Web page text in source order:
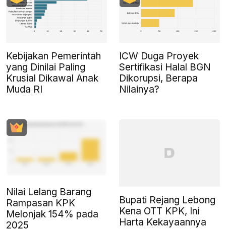
Kebijakan Pemerintah
yang Dinilai Paling
Krusial Dikawal Anak
Muda RI
ICW Duga Proyek
Sertifikasi Halal BGN
Dikorupsi, Berapa
Nilainya?
Nilai Lelang Barang
Rampasan KPK
Melonjak 154% pada
2025
Bupati Rejang Lebong
Kena OTT KPK, Ini
Harta Kekayaannya